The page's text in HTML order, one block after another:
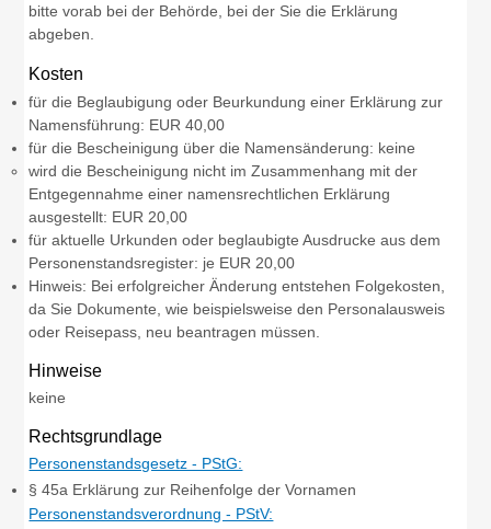
bitte vorab bei der Behörde, bei der Sie die Erklärung
abgeben.
Kosten
für die Beglaubigung oder Beurkundung einer Erklärung zur
Namensführung: EUR 40,00
für die Bescheinigung über die Namensänderung: keine
wird die Bescheinigung nicht im Zusammenhang mit der
Entgegennahme einer namensrechtlichen Erklärung
ausgestellt: EUR 20,00
für aktuelle Urkunden oder beglaubigte Ausdrucke aus dem
Personenstandsregister: je EUR 20,00
Hinweis: Bei erfolgreicher Änderung entstehen Folgekosten,
da Sie Dokumente, wie beispielsweise den Personalausweis
oder Reisepass, neu beantragen müssen.
Hinweise
keine
Rechtsgrundlage
Personenstandsgesetz - PStG:
§ 45a Erklärung zur Reihenfolge der Vornamen
Personenstandsverordnung - PStV: